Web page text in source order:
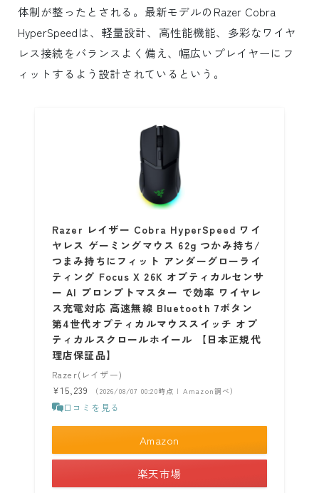
体制が整ったとされる。最新モデルのRazer Cobra
HyperSpeedは、軽量設計、高性能機能、多彩なワイヤ
レス接続をバランスよく備え、幅広いプレイヤーにフ
ィットするよう設計されているという。
Razer レイザー Cobra HyperSpeed ワイ
ヤレス ゲーミングマウス 62g つかみ持ち/
つまみ持ちにフィット アンダーグローライ
ティング Focus X 26K オプティカルセンサ
ー AI プロンプトマスター で効率 ワイヤレ
ス充電対応 高速無線 Bluetooth 7ボタン
第4世代オプティカルマウススイッチ オプ
ティカルスクロールホイール 【日本正規代
理店保証品】
Razer(レイザー)
¥15,239
（2026/08/07 00:20時点 | Amazon調べ）
口コミを見る
Amazon
楽天市場